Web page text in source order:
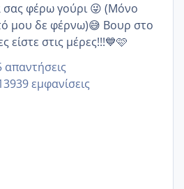
σας φέρω γούρι 😜 (Μόνο
μου δε φέρνω)😅 Βουρ στο
είστε στις μέρες!!!💙🩷
απαντήσεις
εμφανίσεις